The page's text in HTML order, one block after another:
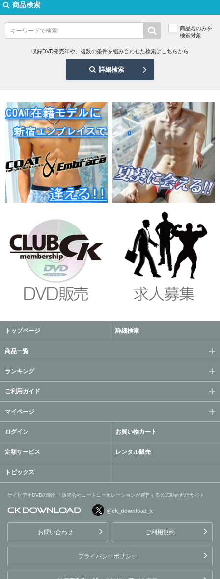
商品検索
商品名のみを
検索対象
収録DVD発売年や、複数の条件を組み合わせた検索はこちらから
詳細検索
トップページ 詳細検索
商品一覧
ランキング
ご利用ガイド
マイページ
ログイン お買い物カート
定額サービス レンタル販売
トピックス
ゲイビデオDVDの制作・販売会社コートコーポレーションが運営する公式動画配信サイト
ョンが運営する公式動画配
信サイト
@ck_download_x
お問い合わせ ご利用規約
プライバシーポリシー